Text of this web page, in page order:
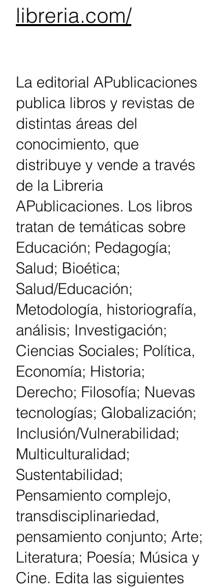
libreria.com/
La editorial APublicaciones
publica libros y revistas de
distintas áreas del
conocimiento, que
distribuye y vende a través
de la Libreria
APublicaciones. Los libros
tratan de temáticas sobre
Educación; Pedagogía;
Salud; Bioética;
Salud/Educación;
Metodología, historiografía,
análisis; Investigación;
Ciencias Sociales; Política,
Economía; Historia;
Derecho; Filosofía; Nuevas
tecnologías; Globalización;
Inclusión/Vulnerabilidad;
Multiculturalidad;
Sustentabilidad;
Pensamiento complejo,
transdisciplinariedad,
pensamiento conjunto; Arte;
Literatura; Poesía; Música y
Cine. Edita las siguientes